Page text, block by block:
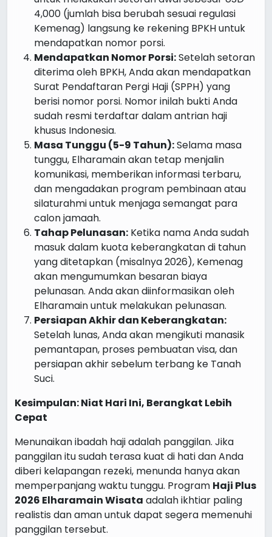
4,000 (jumlah bisa berubah sesuai regulasi
Kemenag) langsung ke rekening BPKH untuk
mendapatkan nomor porsi.
Mendapatkan Nomor Porsi:Setelah setoran
diterima oleh BPKH, Anda akan mendapatkan
Surat Pendaftaran Pergi Haji (SPPH) yang
berisi nomor porsi. Nomor inilah bukti Anda
sudah resmi terdaftar dalam antrian haji
khusus Indonesia.
Masa Tunggu (5-9 Tahun):Selama masa
tunggu, Elharamain akan tetap menjalin
komunikasi, memberikan informasi terbaru,
dan mengadakan program pembinaan atau
silaturahmi untuk menjaga semangat para
calon jamaah.
Tahap Pelunasan: Ketika nama Anda sudah
masuk dalam kuota keberangkatan di tahun
yang ditetapkan (misalnya 2026), Kemenag
akan mengumumkan besaran biaya
pelunasan. Anda akan diinformasikan oleh
Elharamain untuk melakukan pelunasan.
Persiapan Akhir dan Keberangkatan:
Setelah lunas, Anda akan mengikuti manasik
pemantapan, proses pembuatan visa, dan
persiapan akhir sebelum terbang ke Tanah
Suci.
Kesimpulan: Niat Hari Ini, Berangkat Lebih
Cepat
Menunaikan ibadah haji adalah panggilan. Jika
panggilan itu sudah terasa kuat di hati dan Anda
diberi kelapangan rezeki, menunda hanya akan
memperpanjang waktu tunggu. Program Haji Plus
2026 Elharamain Wisata adalah ikhtiar paling
realistis dan aman untuk dapat segera memenuhi
panggilan tersebut.